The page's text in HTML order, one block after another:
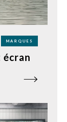
MARQUES
écran